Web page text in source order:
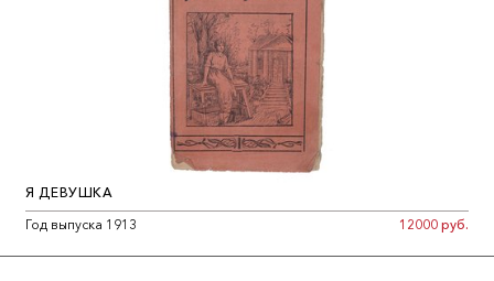
Я ДЕВУШКА
Год выпуска 1913
12000 руб.